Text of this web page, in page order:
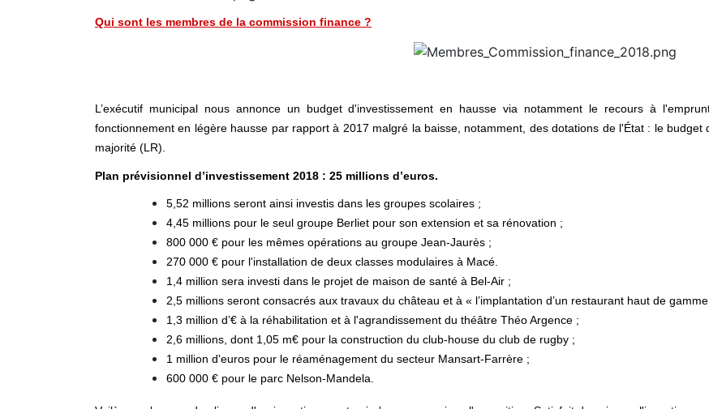
Qui sont les membres de la commission finance ?
L’exécutif municipal nous annonce un budget d'investissement en hausse via notamment le recours à
fonctionnement en légère hausse par rapport à 2017 malgré la baisse, notamment, des dotations de l'État : le
majorité (LR).
Plan prévisionnel d’investissement 2018 : 25 millions d’euros.
5,52 millions seront ainsi investis dans les groupes scolaires ;
4,45 millions pour le seul groupe Berliet pour son extension et sa rénovation ;
800 000 € pour les mêmes opérations au groupe Jean-Jaurès ;
270 000 € pour l'installation de deux classes modulaires à Macé.
1,4 million sera investi dans le projet de maison de santé à Bel-Air ;
2,5 millions seront consacrés aux travaux du château et à « l’implantation d’un restaurant haut de
1,3 million d’€ à la réhabilitation et à l'agrandissement du théâtre Théo Argence ;
2,6 millions, dont 1,05 m€ pour la construction du club-house du club de rugby ;
1 million d'euros pour le réaménagement du secteur Mansart-Farrère ;
600 000 € pour le parc Nelson-Mandela.